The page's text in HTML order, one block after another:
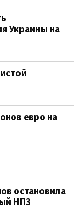
Украины на
евро на
остановила
НПЗ